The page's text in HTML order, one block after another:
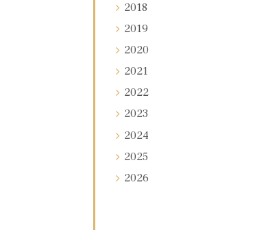
2018
2019
2020
2021
2022
2023
2024
2025
2026